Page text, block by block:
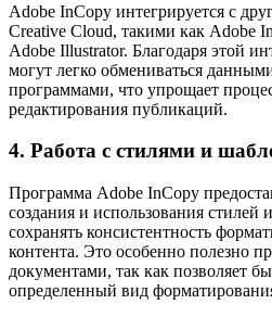
Adobe InCopy интегрируется с
Creative Cloud, такими как Adobe
Adobe Illustrator. Благодаря этой
могут легко обмениваться
программами, что упрощает
редактирования публикаций.
4. Работа с стилями и
Программа Adobe InCopy
создания и использования стилей
сохранять консистентность
контента. Это особенно полезно
документами, так как позволяет
определенный вид